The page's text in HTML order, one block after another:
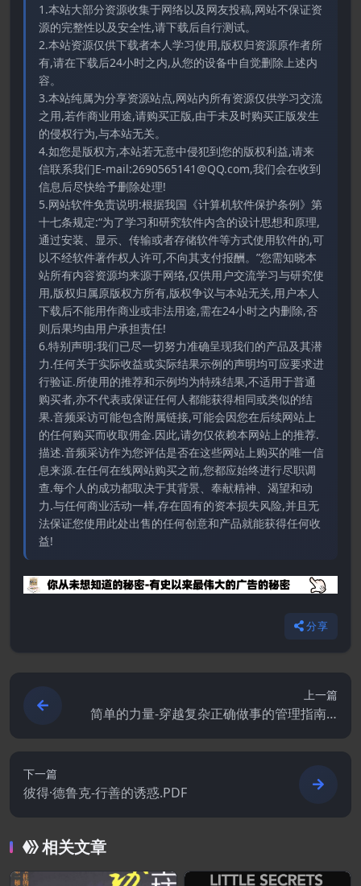
1.本站大部分资源收集于网络以及网友投稿,网站不保证资
源的完整性以及安全性,请下载后自行测试。
2.本站资源仅供下载者本人学习使用,版权归资源原作者所
有,请在下载后24小时之内,从您的设备中自觉删除上述内
容。
3.本站纯属为分享资源站点,网站内所有资源仅供学习交流
之用,若作商业用途,请购买正版,由于未及时购买正版发生
的侵权行为,与本站无关。
4.如您是版权方,本站若无意中侵犯到您的版权利益,请来
信联系我们E-mail:2690565141@QQ.com,我们会在收到
信息后尽快给予删除处理!
5.网站软件免责说明:根据我国《计算机软件保护条例》第
十七条规定:“为了学习和研究软件内含的设计思想和原理,
通过安装、显示、传输或者存储软件等方式使用软件的,可
以不经软件著作权人许可,不向其支付报酬。”您需知晓本
站所有内容资源均来源于网络,仅供用户交流学习与研究使
用,版权归属原版权方所有,版权争议与本站无关,用户本人
下载后不能用作商业或非法用途,需在24小时之内删除,否
则后果均由用户承担责任!
6.特别声明:我们已尽一切努力准确呈现我们的产品及其潜
力.任何关于实际收益或实际结果示例的声明均可应要求进
行验证.所使用的推荐和示例均为特殊结果,不适用于普通
购买者,亦不代表或保证任何人都能获得相同或类似的结
果.音频采访可能包含附属链接,可能会因您在后续网站上
的任何购买而收取佣金.因此,请勿仅依赖本网站上的推荐.
描述.音频采访作为您评估是否在这些网站上购买的唯一信
息来源.在任何在线网站购买之前,您都应始终进行尽职调
查.每个人的成功都取决于其背景、奉献精神、渴望和动
力.与任何商业活动一样,存在固有的资本损失风险,并且无
法保证您使用此处出售的任何创意和产品就能获得任何收
益!
分享
上一篇
简单的力量-穿越复杂正确做事的管理指南.P
下一篇
彼得·德鲁克-行善的诱惑.PDF
相关文章